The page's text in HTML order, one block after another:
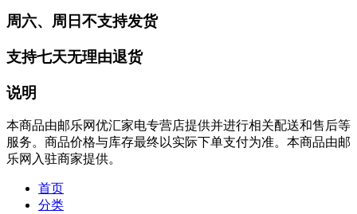
周六、周日不支持发货
支持七天无理由退货
说明
本商品由邮乐网优汇家电专营店提供并进行相关配送和售后等
服务。商品价格与库存最终以实际下单支付为准。本商品由邮
乐网入驻商家提供。
首页
分类